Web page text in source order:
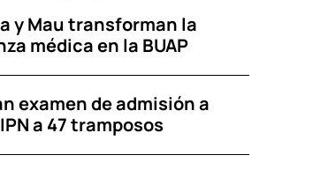
y Mau transforman la
médica en la BUAP
examen de admisión a
a 47 tramposos